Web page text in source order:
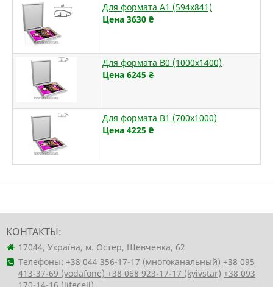
Для формата А1 (594х841)
Цена 3630 ₴
Для формата B0 (1000х1400)
Цена 6245 ₴
Для формата B1 (700х1000)
Цена 4225 ₴
КОНТАКТЫ:
17044, Україна, м. Остер, Шевченка, 62
Телефоны: +38 044 356-17-17 (многоканальный) +38 095
413-37-69 (vodafone) +38 068 923-17-17 (kyivstar) +38 093